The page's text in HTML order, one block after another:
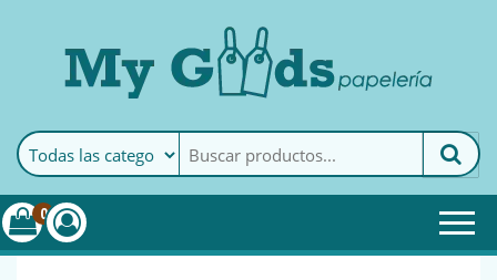
MyGoods · PapeleríaMy Goods es tu papelería
online de confianza. Podrás
encontrar todo lo necesario
0